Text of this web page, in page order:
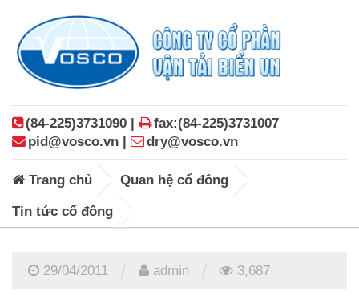
(84-225)3731090 |
fax:(84-225)3731007
pid@vosco.vn |
dry@vosco.vn
Trang chủ Quan hệ cổ đông
Tin tức cổ đông
29/04/2011 admin 3,687